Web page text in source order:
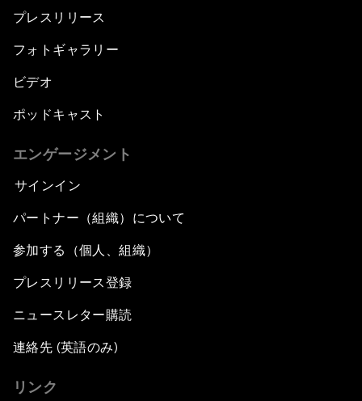
プレスリリース
フォトギャラリー
ビデオ
ポッドキャスト
エンゲージメント
サインイン
パートナー（組織）について
参加する（個人、組織）
プレスリリース登録
ニュースレター購読
連絡先 (英語のみ)
リンク